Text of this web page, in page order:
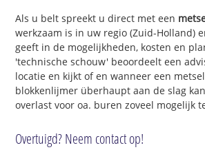
Als u belt spreekt u direct met een
werkzaam is in uw regio (Zuid-Holland)
geeft in de mogelijkheden, kosten en
'technische schouw' beoordeelt een
locatie en kijkt of en wanneer een
blokkenlijmer überhaupt aan de slag
overlast voor oa. buren zoveel mogelijk
Overtuigd? Neem contact op!